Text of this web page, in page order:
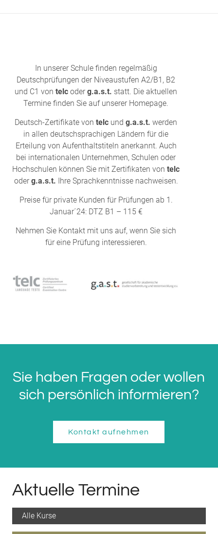
In unserer Schule finden regelmäßig
Deutschprüfungen der Niveaustufen A2/B1, B2
und C1 vontelc oderg.a.s.t. statt. Die aktuellen
Termine finden Sie auf unserer Homepage.
Deutsch-Zertifikate vontelc undg.a.s.t. werden
in allen deutschsprachigen Ländern für die
Erteilung von Aufenthaltstiteln anerkannt. Auch
bei internationalen Unternehmen, Schulen oder
Hochschulen können Sie mit Zertifikaten vontelc
oder g.a.s.t. Ihre Sprachkenntnisse nachweisen.
Preise für private Kunden für Prüfungen ab 1.
Januar´24: DTZ B1 – 115 €
Nehmen Sie Kontakt mit uns auf, wenn Sie sich
für eine Prüfung interessieren.
Sie haben Fragen oder wollen
sich persönlich informieren?
Kontakt aufnehmen
Aktuelle Termine
Alle Kurse